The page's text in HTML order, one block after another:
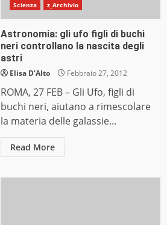
Scienza z_Archivio
Astronomia: gli ufo figli di buchi
neri controllano la nascita degli
astri
Elisa D'Alto Febbraio 27, 2012
ROMA, 27 FEB – Gli Ufo, figli di
buchi neri, aiutano a rimescolare
la materia delle galassie...
Read More